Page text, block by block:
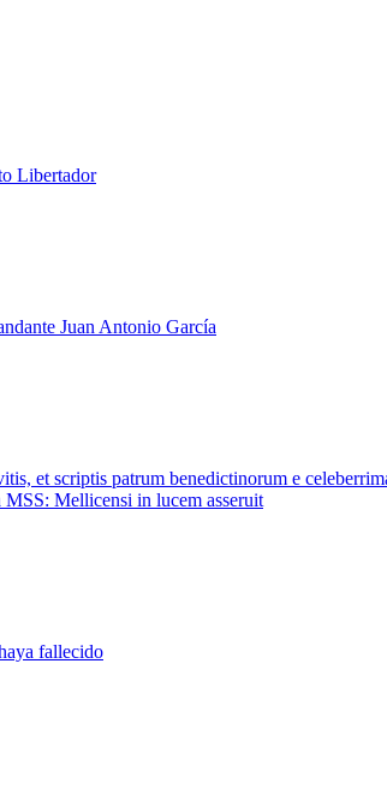
Libertador
Juan Antonio García
et scriptis patrum benedictinorum e
Mellicensi in lucem asseruit
fallecido